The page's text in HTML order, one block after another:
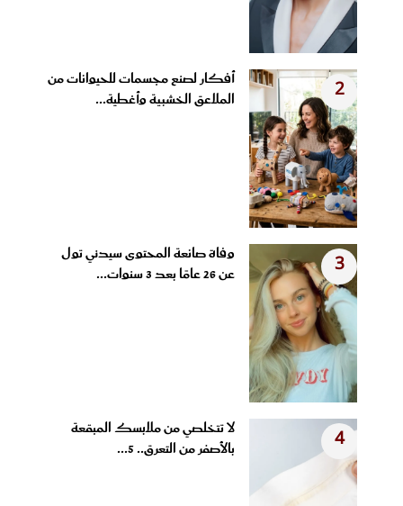
2
أفكار لصنع مجسمات للحيوانات من
الملاعق الخشبية وأغطية...
3
وفاة صانعة المحتوى سيدني تول
عن 26 عامًا بعد 3 سنوات...
4
لا تتخلصي من ملابسك المبقعة
بالأصفر من التعرق.. 5...